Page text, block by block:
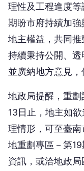
理性及工程進度等
期盼市府持續加
地主權益，共同
持續秉持公開、透
並廣納地方意見，
地政局提醒，重劃
13日止，地主如
理情形，可至臺
地重劃專區－第
資訊，或洽地政